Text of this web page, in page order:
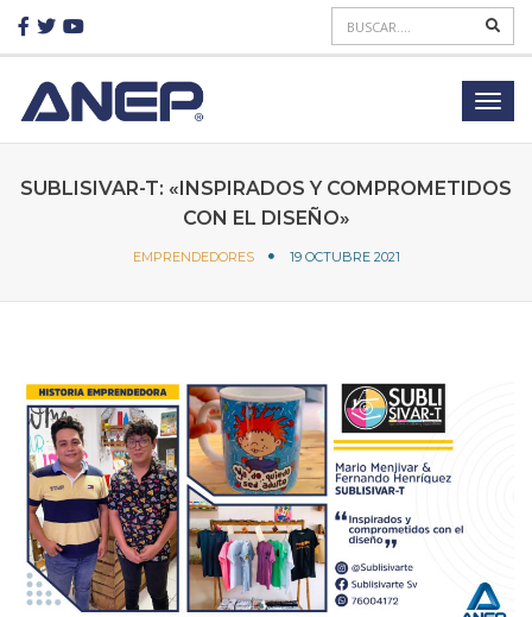
SUBLISIVAR-T: «INSPIRADOS Y COMPROMETIDOS
CON EL DISEÑO»
EMPRENDEDORES 19 OCTUBRE 2021